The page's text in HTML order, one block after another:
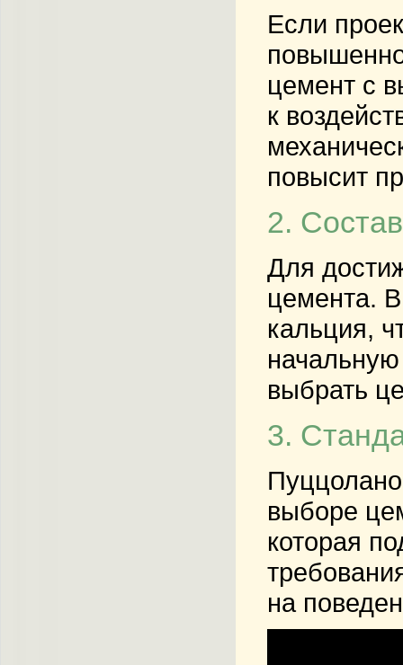
Если
цемент с
к
повысит
2.
Для
цемента.
кальция,
выбрать
3.
выборе
которая
на